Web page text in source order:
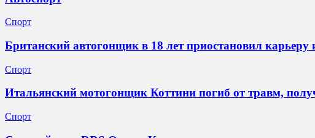
Спорт
Британский автогонщик в 18 лет приостановил карьеру
Спорт
Итальянский мотогонщик Коттини погиб от травм,
Спорт